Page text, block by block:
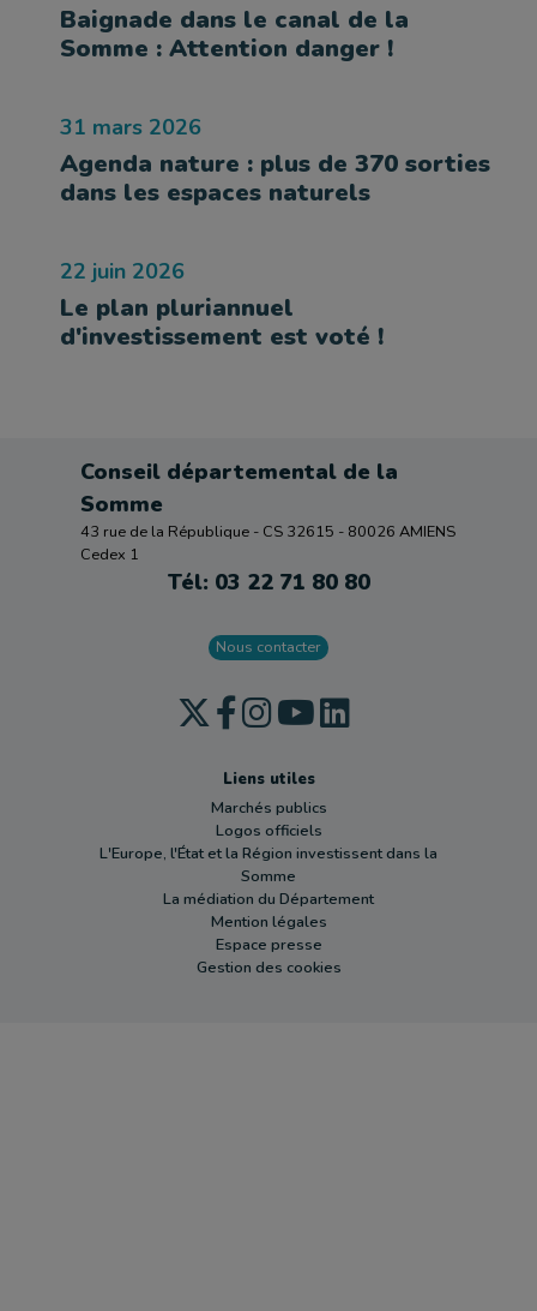
Baignade dans le canal de la
Somme : Attention danger !
31 mars 2026
Agenda nature : plus de 370 sorties
dans les espaces naturels
22 juin 2026
Le plan pluriannuel
d'investissement est voté !
Conseil départemental de la
Somme
43 rue de la République - CS 32615 - 80026 AMIENS
Cedex 1
Tél: 03 22 71 80 80
Nous contacter
Liens utiles
Marchés publics
Logos officiels
L'Europe, l'État et la Région investissent dans la
Somme
La médiation du Département
Mention légales
Espace presse
Gestion des cookies